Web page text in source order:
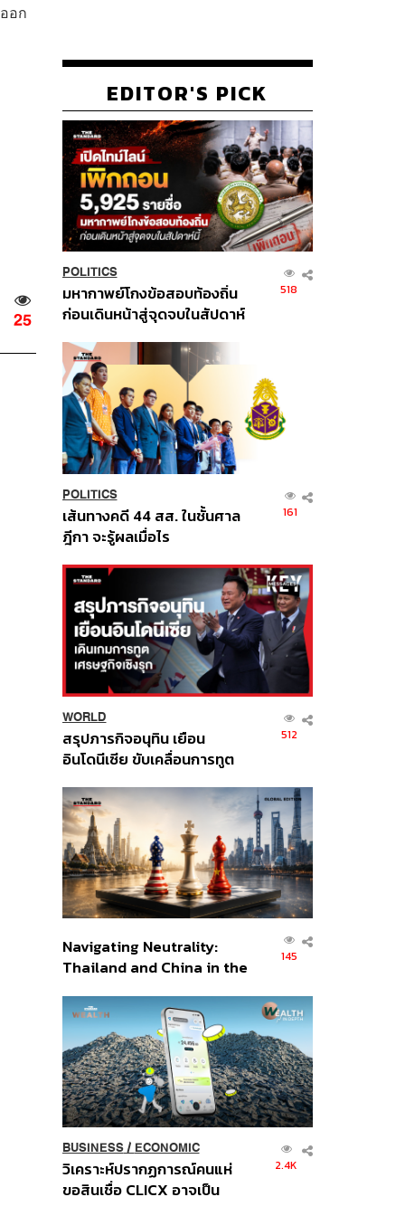
อก
25
EDITOR'S PICK
POLITICS
มหากาพย์โกงข้อสอบท้องถิ่น
ก่อนเดินหน้าสู่จุดจบในสัปดาห์
518
POLITICS
เส้นทางคดี 44 สส. ในชั้นศาล
ฎีกา จะรู้ผลเมื่อไร
161
WORLD
สรุปภารกิจอนุทิน เยือน
อินโดนีเซีย ขับเคลื่อนการทูต
ส่วนยุทธศาสตร์ไทย –
อินโดนีเซีย
512
Navigating Neutrality:
Thailand and China in the
Order
145
BUSINESS/ ECONOMIC
วิเคราะห์ปรากฏการณ์คนแห่
ขอสินเชื่อ CLICX อาจเป็น
2.4K